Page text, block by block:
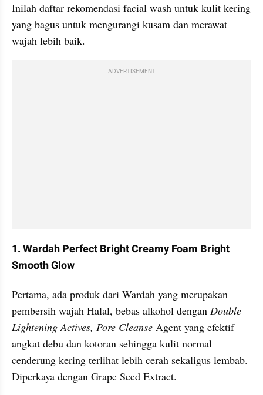
Inilah daftar rekomendasi facial wash untuk kulit kering
yang bagus untuk mengurangi kusam dan merawat
wajah lebih baik.
ADVERTISEMENT
1. Wardah Perfect Bright Creamy Foam Bright
Smooth Glow
Pertama, ada produk dari Wardah yang merupakan
pembersih wajah Halal, bebas alkohol dengan Double
Lightening Actives, Pore Cleanse Agent yang efektif
angkat debu dan kotoran sehingga kulit normal
cenderung kering terlihat lebih cerah sekaligus lembab.
Diperkaya dengan Grape Seed Extract.